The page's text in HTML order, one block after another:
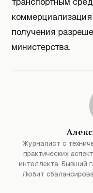
коммерциализация
получения
министерства.
Журналист с
практических
интеллекта. Бывший
Любит